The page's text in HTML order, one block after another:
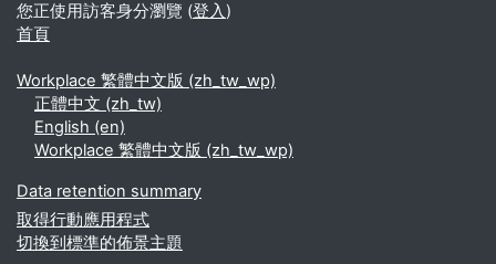
您正使用訪客身分瀏覽 (登入)
首頁
Workplace 繁體中文版 ‎(zh_tw_wp)‎
正體中文 ‎(zh_tw)‎
English ‎(en)‎
Workplace 繁體中文版 ‎(zh_tw_wp)‎
Data retention summary
取得行動應用程式
切換到標準的佈景主題